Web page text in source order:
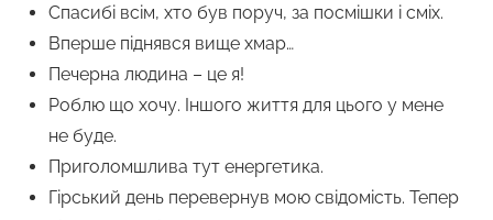
Спасибі всім, хто був поруч, за посмішки і сміх.
Вперше піднявся вище хмар…
Печерна людина – це я!
Роблю що хочу. Іншого життя для цього у мене
не буде.
Приголомшлива тут енергетика.
Гірський день перевернув мою свідомість. Тепер